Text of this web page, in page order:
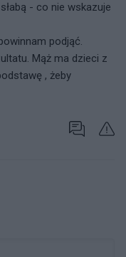
- co nie wskazuje
podjąć.
Mąż ma dzieci z
, żeby